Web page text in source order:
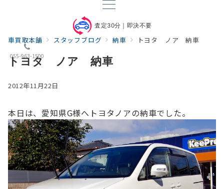
査定30分｜即決不要
055-963-1500
車買取本舗 スタッフブログ 納車 トヨタ ノア 納車
トヨタ ノア 納車
2012年11月22日
本日は、愛知県G様へトヨタノアの納車でした。